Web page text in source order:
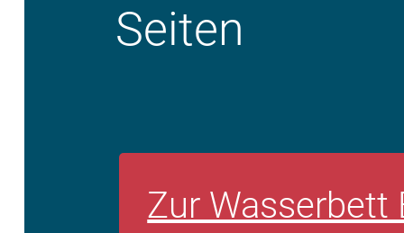
Seiten
Zur Wasserbett